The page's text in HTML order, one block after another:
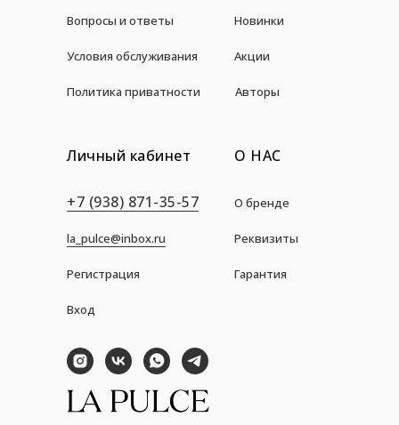
Вопросы и ответы Новинки
Акции
Условия обслуживания
Политика приватности
О НАС
О бренде
Авторы
Личный кабинет
Вход
+7 (938) 871-35-57
la_pulce@inbox.ru Реквизиты
Гарантия
Регистрация